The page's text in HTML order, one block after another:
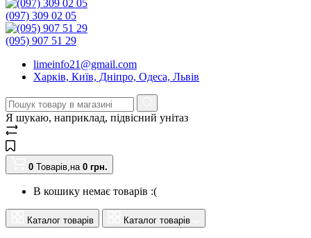
(097) 309 02 05
(095) 907 51 29
limeinfo21@gmail.com
Харків, Київ, Дніпро, Одеса, Львів
Я шукаю, наприклад, підвісний унітаз
0 Товарів,на 0 грн.
В кошику немає товарів :(
Каталог товарів Каталог товарів